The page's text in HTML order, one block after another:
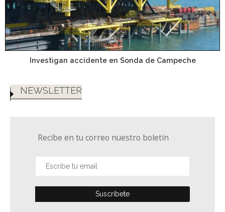
Investigan accidente en Sonda de Campeche
NEWSLETTER
Recibe en tu correo nuestro boletín